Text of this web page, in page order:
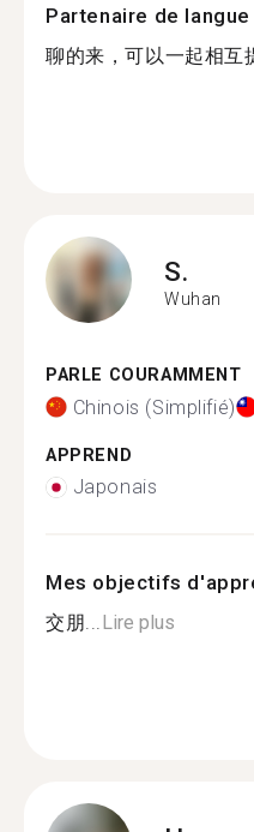
Partenaire de
聊的来，可以一起相互
S.
Wuhan
PARLE COURAMMENT
Chinois (Simplifié)
APPREND
Japonais
Mes objectifs
交朋...Lire plus